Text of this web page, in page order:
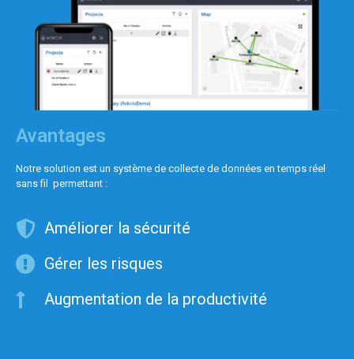
Avantages
Notre solution est un système de collecte de données en temps réel
sans fil permettant :
Améliorer la sécurité
Gérer les risques
Augmentation de la productivité